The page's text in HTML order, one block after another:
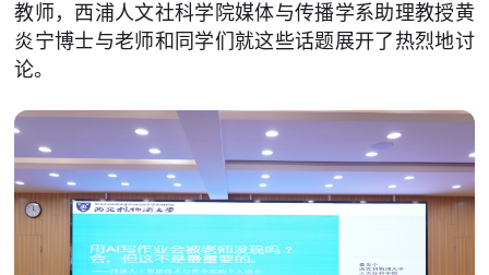
教师，西浦人文社科学院媒体与传播学系助理教授黄
炎宁博士与老师和同学们就这些话题展开了热烈地讨
论。